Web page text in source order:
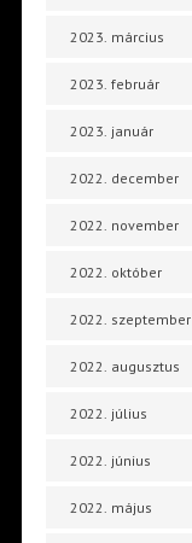
2023. március
2023. február
2023. január
2022. december
2022. november
2022. október
2022. szeptember
2022. augusztus
2022. július
2022. június
2022. május